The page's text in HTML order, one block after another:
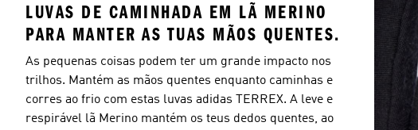
LUVAS DE CAMINHADA EM LÃ MERINO
PARA MANTER AS TUAS MÃOS QUENTES.
As pequenas coisas podem ter um grande impacto nos
trilhos. Mantém as mãos quentes enquanto caminhas e
corres ao frio com estas luvas adidas TERREX. A leve e
respirável lã Merino mantém os teus dedos quentes, ao